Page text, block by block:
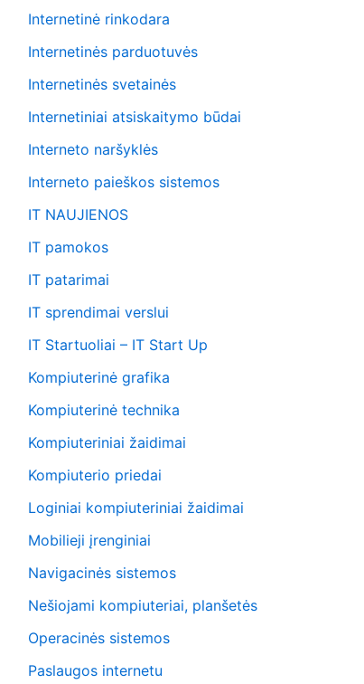
Internetinė rinkodara
Internetinės parduotuvės
Internetinės svetainės
Internetiniai atsiskaitymo būdai
Interneto naršyklės
Interneto paieškos sistemos
IT NAUJIENOS
IT pamokos
IT patarimai
IT sprendimai verslui
IT Startuoliai – IT Start Up
Kompiuterinė grafika
Kompiuterinė technika
Kompiuteriniai žaidimai
Kompiuterio priedai
Loginiai kompiuteriniai žaidimai
Mobilieji įrenginiai
Navigacinės sistemos
Nešiojami kompiuteriai, planšetės
Operacinės sistemos
Paslaugos internetu